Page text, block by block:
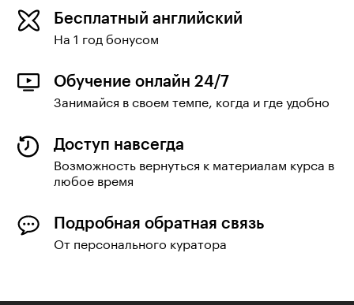
Бесплатный английский
На 1 год бонусом
Обучение онлайн 24/7
Занимайся в своем темпе, когда и где удобно
Доступ навсегда
Возможность вернуться к материалам курса в
любое время
Подробная обратная связь
От персонального куратора